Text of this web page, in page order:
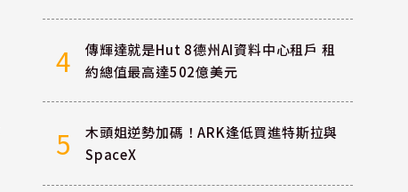
4
傳輝達就是Hut 8德州AI資料中心租戶 租
約總值最高達502億美元
5
木頭姐逆勢加碼！ARK逢低買進特斯拉與
SpaceX